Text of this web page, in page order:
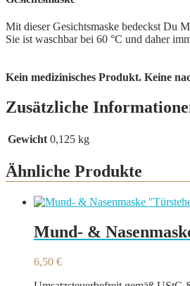
Mit dieser Gesichtsmaske bedeckst Du
Sie ist waschbar bei 60 °C und daher
Kein medizinisches Produkt. Keine
Zusätzliche
Gewicht 0,125 kg
Ähnliche Produkte
Mund- &
6,50 €